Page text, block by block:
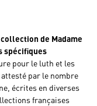
de Madame
spécifiques
pour le luth et les
par le nombre
écrites en diverses
françaises